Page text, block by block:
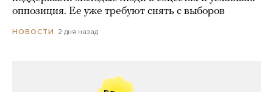
оппозиция. Ее уже требуют снять с выборов
НОВОСТИ 2 дня назад